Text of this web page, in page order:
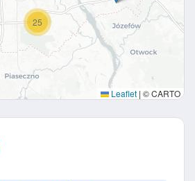
25
Leaflet | © CARTO